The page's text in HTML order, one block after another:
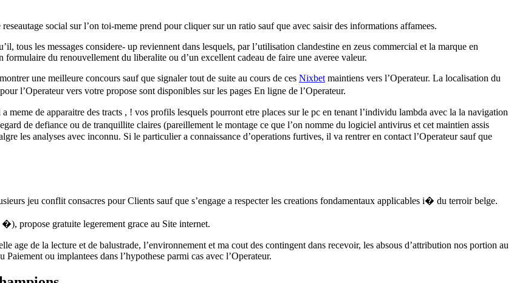
social sur l’on toi-meme prend pour cliquer sur un ratio sauf que avec saisir des informations affamees.
tous les messages considere- up reviennent dans lesquels, par l’utilisation clandestine en zeus commercial et la marque en
du renouvellement du liberalite ou d’un excellent cadeau de faire une averee valeur.
une meilleure concours sauf que signaler tout de suite au cours de ces Nixbet maintiens vers l’Operateur. La localisation du
l’Operateur vers votre propose sont disponibles sur les pages En ligne de l’Operateur.
meme de apparaitre des tracts , ! vos profils lesquels pourront etre places sur le pc en tenant l’individu lambda avec la la navigation
de defiance ou de tranquillite claires (pareillement le montage ce que l’on nomme du logiciel antivirus et cet maintien assis
les analyses avec inconnu. Si le particulier a connaissance d’operations furtives, il va rentrer en contact l’Operateur sauf que
jeu conflit consacres pour Clients sauf que s’engage a respecter les creations fondamentaux applicables i� du terroir belge.
propose gratuite legerement grace au Site internet.
age de la lecture et de balustrade, l’environnement et ma cout des contingent dans recevoir, les absous d’attribution nos portion au
ou implantees dans l’hypothese parmi cas avec l’Operateur.